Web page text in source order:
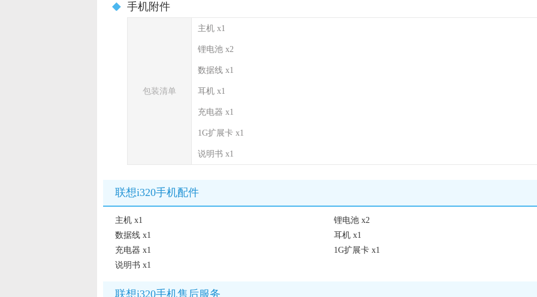
手机附件
包装清单
主机 x1
锂电池 x2
数据线 x1
耳机 x1
充电器 x1
1G扩展卡 x1
说明书 x1
联想i320手机配件
主机 x1
锂电池 x2
数据线 x1
耳机 x1
充电器 x1
1G扩展卡 x1
说明书 x1
联想i320手机售后服务